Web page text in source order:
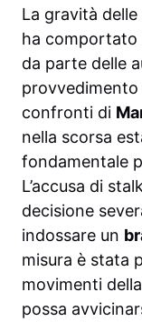
La gravità
ha comportato
da parte delle
confronti di
nella scorsa
fondamentale
L’accusa di
decisione
indossare un
misura è stata
movimenti
possa